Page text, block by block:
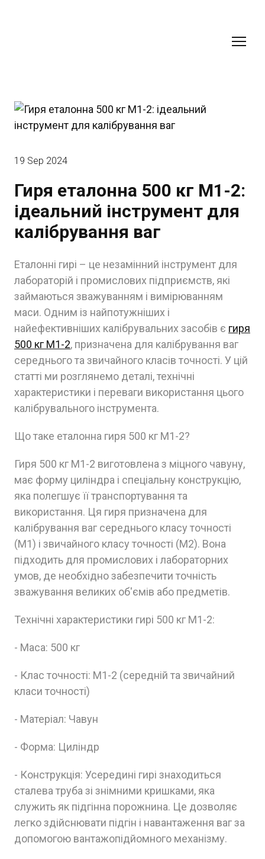
19 Sep 2024
Гиря еталонна 500 кг M1-2:
ідеальний інструмент для
калібрування ваг
Еталонні гирі – це незамінний інструмент для
лабораторій і промислових підприємств, які
займаються зважуванням і вимірюванням
маси. Одним із найпотужніших і
найефективніших калібрувальних засобів є гиря
500 кг M1-2, призначена для калібрування ваг
середнього та звичайного класів точності. У цій
статті ми розглянемо деталі, технічні
характеристики і переваги використання цього
калібрувального інструмента.
Що таке еталонна гиря 500 кг M1-2?
Гиря 500 кг M1-2 виготовлена з міцного чавуну,
має форму циліндра і спеціальну конструкцію,
яка полегшує її транспортування та
використання. Ця гиря призначена для
калібрування ваг середнього класу точності
(М1) і звичайного класу точності (М2). Вона
підходить для промислових і лабораторних
умов, де необхідно забезпечити точність
зважування великих об'ємів або предметів.
Технічні характеристики гирі 500 кг M1-2:
- Маса: 500 кг
- Клас точності: M1-2 (середній та звичайний
класи точності)
- Матеріал: Чавун
- Форма: Циліндр
- Конструкція: Усередині гирі знаходиться
сталева труба зі знімними кришками, яка
служить як підгінна порожнина. Це дозволяє
легко здійснювати підгін і навантаження ваг за
допомогою вантажопідйомного механізму.